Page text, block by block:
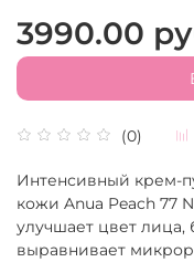
(0)
3990.00
Интенсивный крем-
кожи Anua Peach 77
улучшает цвет лица,
выравнивает